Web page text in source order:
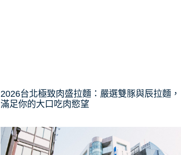
2026台北極致肉盛拉麵：嚴選雙豚與辰拉麵，
滿足你的大口吃肉慾望